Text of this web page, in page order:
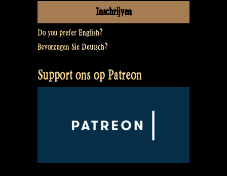
Do you prefer English?
Bevorzugen Sie Deutsch?
Support ons op Patreon